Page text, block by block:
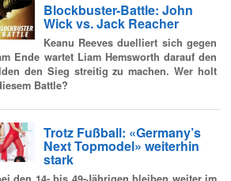
Blockbuster-Battle: John
Wick vs. Jack Reacher
Keanu Reeves duelliert sich gegen
Ende wartet Liam Hemsworth darauf den
den Sieg streitig zu machen. Wer holt
Battle?
Trotz Fußball: «Germany’s
Next Topmodel» weiterhin
stark